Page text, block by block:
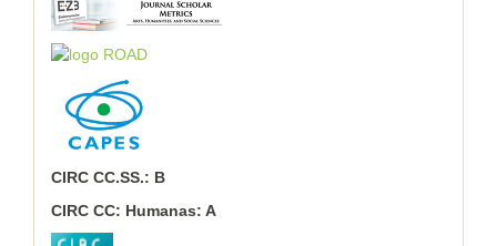
CIRC CC.SS.: B
CIRC CC: Humanas: A